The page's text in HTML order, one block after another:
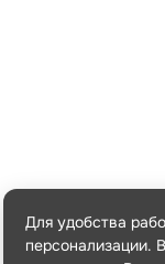
Для удобства
персонализации.